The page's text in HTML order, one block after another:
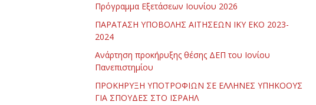
Πρόγραμμα Εξετάσεων Ιουνίου 2026
ΠΑΡΑΤΑΣΗ ΥΠΟΒΟΛΗΣ ΑΙΤΗΣΕΩΝ ΙΚΥ ΕΚΟ 2023-
2024
Ανάρτηση προκήρυξης θέσης ΔΕΠ του Ιονίου
Πανεπιστημίου
ΠΡΟΚΗΡΥΞΗ ΥΠΟΤΡΟΦΙΩΝ ΣΕ ΕΛΛΗΝΕΣ ΥΠΗΚΟΟΥΣ
ΓΙΑ ΣΠΟΥΔΕΣ ΣΤΟ ΙΣΡΑΗΛ